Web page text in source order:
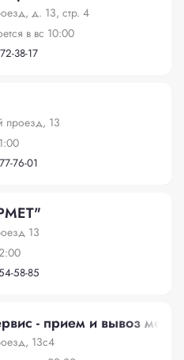
д. 13, стр. 4
в вс 10:00
38-17
проезд, 13
76-01
13
58-85
- прием и вывоз
13с4